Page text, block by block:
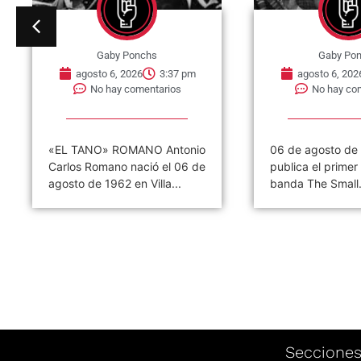
Gaby Ponchs
agosto 6, 2026
3:37 pm
No hay comentarios
«EL TANO» ROMANO Antonio
Carlos Romano nació el 06 de
agosto de 1962 en Villa...
Gaby
agosto 6,
No hay
06 de agosto de
publica el
banda The
Secciones